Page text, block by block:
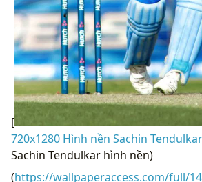
[
720x1280 Hình nền Sachin
Sachin Tendulkar hình nền)
(https://wallpaperaccess.com/full/